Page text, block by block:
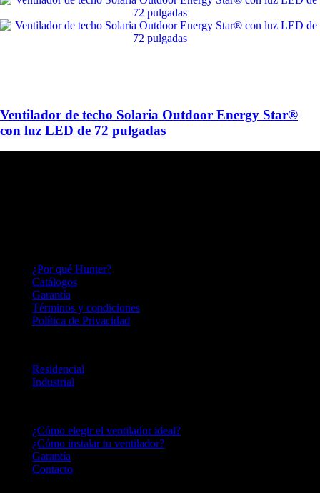
Ventilador de techo Solaria Outdoor Energy Star®
con luz LED de 72 pulgadas
¿Por qué Hunter?
Catálogos
Garantía
Términos y condiciones
Política de Privacidad
Residencial
Industrial
¿Cómo elegir el ventilador ideal?
¿Cómo instalar tu ventilador?
Garantía
Contacto